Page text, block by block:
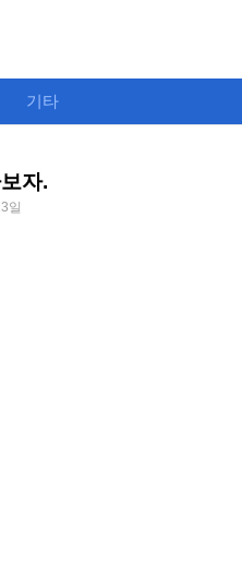
기타
자.
일